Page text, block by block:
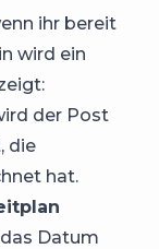
ihr bereit
wird ein
der Post
die
hat.
Datum